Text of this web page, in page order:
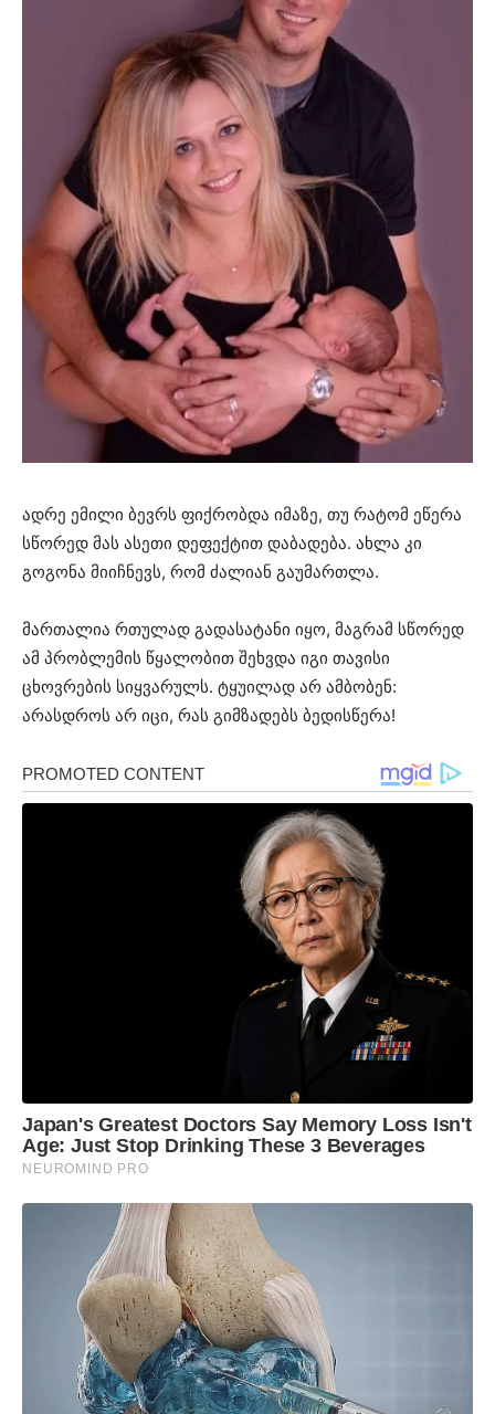
ადრე ემილი ბევრს ფიქრობდა იმაზე, თუ რატომ ეწერა
სწორედ მას ასეთი დეფექტით დაბადება. ახლა კი
გოგონა მიიჩნევს, რომ ძალიან გაუმართლა.
მართალია რთულად გადასატანი იყო, მაგრამ სწორედ
ამ პრობლემის წყალობით შეხვდა იგი თავისი
ცხოვრების სიყვარულს. ტყუილად არ ამბობენ:
არასდროს არ იცი, რას გიმზადებს ბედისწერა!